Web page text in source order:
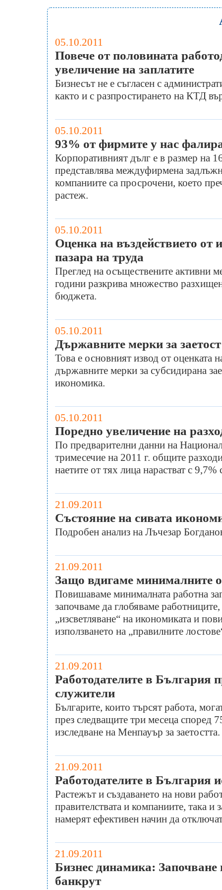
05.10.2011
Повече от половината
увеличение на заплатите
Бизнесът не е съгласен с
както и с разпростирането на КТД
05.10.2011
93% от фирмите у нас
Корпоративният дълг е в размер на
представлява междуфирмена
компаниите са просрочени, което
растеж.
05.10.2011
Оценка на въздействието от
пазара на труда
Преглед на осъществените активни
години разкрива множество
бюджета.
05.10.2011
Държавните мерки за
Това е основният извод от оценката
държавните мерки за субсидирана
икономика.
05.10.2011
Поредно увеличение на
По предварителни данни на
тримесечие на 2011 г. общите
наетите от тях лица нарастват с
21.09.2011
Състояние на сивата
Подробен анализ на Лъчезар
21.09.2011
Защо вдигаме минималните
Повишаваме минималната работна
започваме да глобяваме
„изсветляване“ на икономиката и
използването на „правилните
21.09.2011
Работодателите в България
служители
Българите, които търсят работа,
през следващите три месеца според
изследване на Менпауър за заетостта.
21.09.2011
Работодателите в България
Растежът и създаването на нови
правителствата и компаниите, така и
намерят ефективен начин да
21.09.2011
Бизнес динамика: Започване
банкрут